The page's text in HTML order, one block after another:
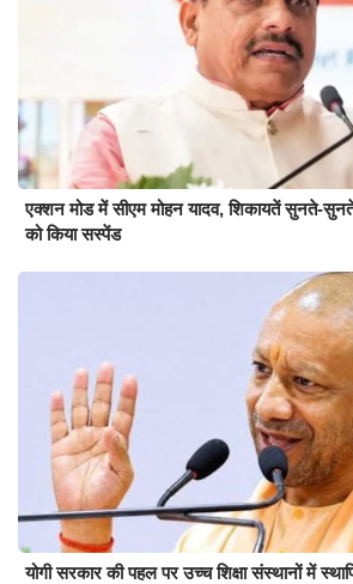
एक्शन मोड में सीएम मोहन यादव, शिकायतें सुनते-
को किया सस्पेंड
योगी सरकार की पहल पर उच्च शिक्षा संस्थानों में